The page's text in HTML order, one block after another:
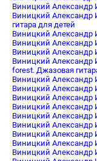
Виницкий Александр
Виницкий Александр
гитара для детей
Виницкий Александр
Виницкий Александр
Виницкий Александр
Виницкий Александр
forest. Джазовая
Виницкий Александр
Виницкий Александр
Виницкий Александр
Виницкий Александр
Виницкий Александр
Виницкий Александр
Виницкий Александр
Виницкий Александр
Виницкий Александр